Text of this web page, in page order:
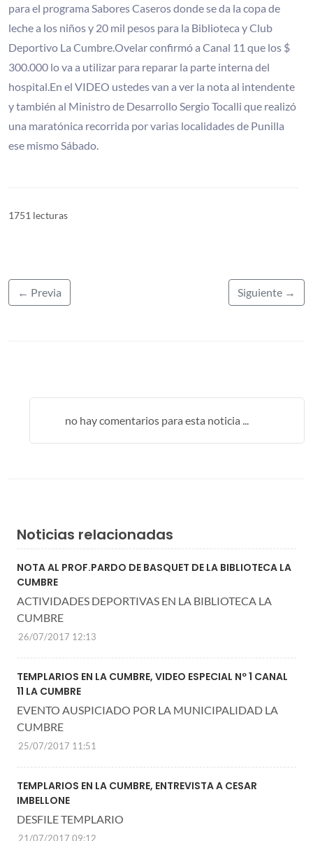
para el programa Sabores Caseros donde se da la copa de
leche a los niños y 20 mil pesos para la Biblioteca y Club
Deportivo La Cumbre.Ovelar confirmó a Canal 11 que los $
300.000 lo va a utilizar para reparar la parte interna del
hospital.En el VIDEO ustedes van a ver la nota al intendente
y también al Ministro de Desarrollo Sergio Tocalli que realizó
una maratónica recorrida por varias localidades de Punilla
ese mismo Sábado.
1751 lecturas
← Previa Siguiente →
no hay comentarios para esta noticia ...
Noticias relacionadas
NOTA AL PROF.PARDO DE BASQUET DE LA BIBLIOTECA LA
CUMBRE
ACTIVIDADES DEPORTIVAS EN LA BIBLIOTECA LA
CUMBRE
26/07/2017 12:13
TEMPLARIOS EN LA CUMBRE, VIDEO ESPECIAL Nº 1 CANAL
11 LA CUMBRE
EVENTO AUSPICIADO POR LA MUNICIPALIDAD LA
CUMBRE
25/07/2017 11:51
TEMPLARIOS EN LA CUMBRE, ENTREVISTA A CESAR
IMBELLONE
DESFILE TEMPLARIO
21/07/2017 09:12